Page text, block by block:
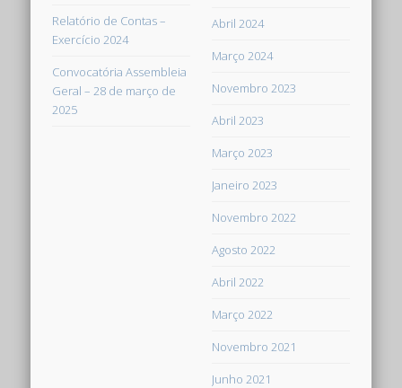
Relatório de Contas –
Exercício 2024
Convocatória Assembleia
Geral – 28 de março de
2025
Abril 2024
Março 2024
Novembro 2023
Abril 2023
Março 2023
Janeiro 2023
Novembro 2022
Agosto 2022
Abril 2022
Março 2022
Novembro 2021
Junho 2021